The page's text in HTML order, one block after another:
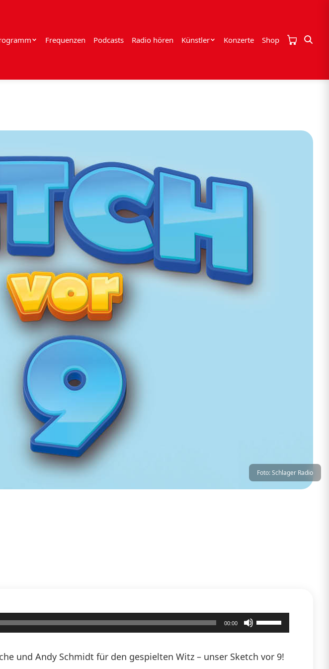
Frequenzen Podcasts Radio hören Künstler Konzerte Shop
Foto: Schlager Radio
00:00
Pfeiltasten
benutzen,
und Andy Schmidt für den gespielten Witz – unser Sketch vor 9!